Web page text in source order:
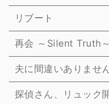
リブート
再会 ～Silent Truth～
夫に間違いありませ
探偵さん、リュック